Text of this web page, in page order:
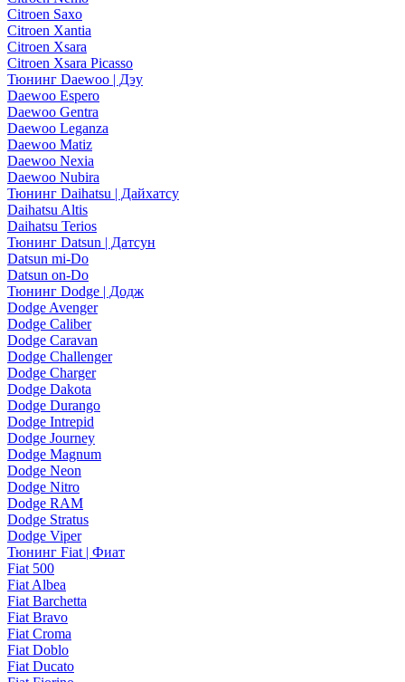
Citroen Saxo
Citroen Xantia
Citroen Xsara
Citroen Xsara Picasso
Тюнинг Daewoo | Дэу
Daewoo Espero
Daewoo Gentra
Daewoo Leganza
Daewoo Matiz
Daewoo Nexia
Daewoo Nubira
Тюнинг Daihatsu | Дайхатсу
Daihatsu Altis
Daihatsu Terios
Тюнинг Datsun | Датсун
Datsun mi-Do
Datsun on-Do
Тюнинг Dodge | Додж
Dodge Avenger
Dodge Caliber
Dodge Caravan
Dodge Challenger
Dodge Charger
Dodge Dakota
Dodge Durango
Dodge Intrepid
Dodge Journey
Dodge Magnum
Dodge Neon
Dodge Nitro
Dodge RAM
Dodge Stratus
Dodge Viper
Тюнинг Fiat | Фиат
Fiat 500
Fiat Albea
Fiat Barchetta
Fiat Bravo
Fiat Croma
Fiat Doblo
Fiat Ducato